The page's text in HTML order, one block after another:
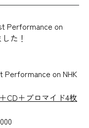
Performance on
た！
on NHK
CD＋ブロマイド4枚